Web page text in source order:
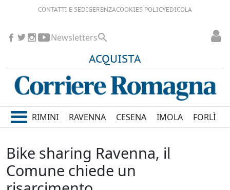
CONTATTI E SEDIGERENZACOOKIES POLICYEDICOLA
ACQUISTA
Newsletters
RIMINI RAVENNA CESENA IMOLA FORLÌ
Bike sharing Ravenna, il
Comune chiede un